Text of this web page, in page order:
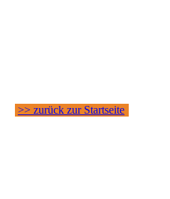
>> zurück zur Startseite